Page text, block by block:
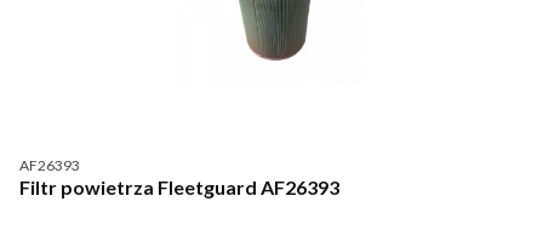
Kod produktu
AF26393
Filtr powietrza Fleetguard AF26393